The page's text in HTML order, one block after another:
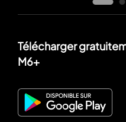
Télécharger
M6+